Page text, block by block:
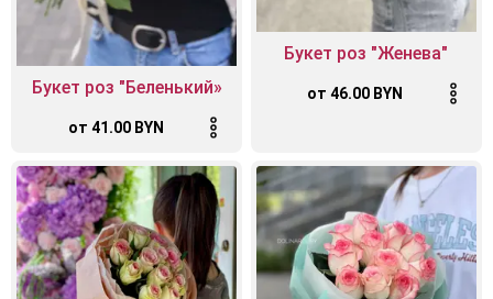
Букет роз "Беленький»
от 41.00 BYN
Букет роз "Женева"
от 46.00 BYN